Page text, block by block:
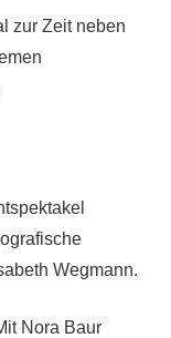
zur Zeit neben
Wegmann.
Nora Baur